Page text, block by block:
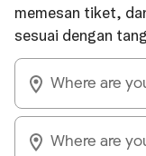
memesan tiket,
sesuai dengan
Where are
Where are